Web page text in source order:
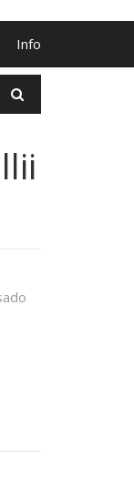
Info